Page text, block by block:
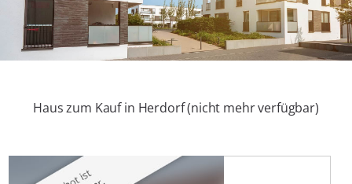
Haus zum Kauf in Herdorf (nicht mehr verfügbar)